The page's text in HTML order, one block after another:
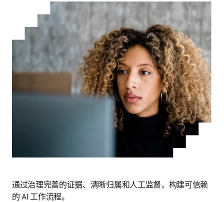
通过治理完善的证据、清晰归属和人工监督，构建可信赖
的 AI 工作流程。